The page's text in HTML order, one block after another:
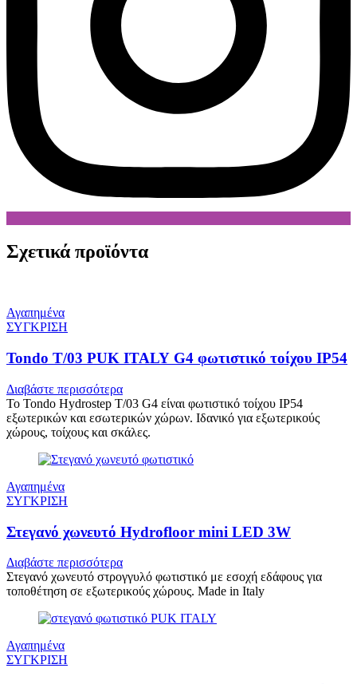
Σχετικά προϊόντα
Αγαπημένα
ΣΥΓΚΡΙΣΗ
Tondo T/03 PUK ITALY G4 φωτιστικό τοίχου IP54
Διαβάστε περισσότερα
Το Tondo Hydrostep T/03 G4 είναι φωτιστικό τοίχου IP54
εξωτερικών και εσωτερικών χώρων. Ιδανικό για εξωτερικούς
χώρους, τοίχους και σκάλες.
Αγαπημένα
ΣΥΓΚΡΙΣΗ
Στεγανό χωνευτό Hydrofloor mini LED 3W
Διαβάστε περισσότερα
Στεγανό χωνευτό στρογγυλό φωτιστικό με εσοχή εδάφους για
τοποθέτηση σε εξωτερικούς χώρους. Made in Italy
Αγαπημένα
ΣΥΓΚΡΙΣΗ